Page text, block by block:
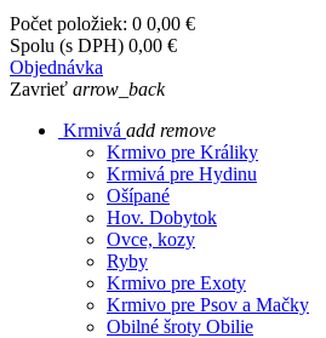
Počet položiek: 0 0,00 €
Spolu (s DPH) 0,00 €
Objednávka
Zavrieť arrow_back
Krmivá add remove
Krmivo pre Králiky
Krmivá pre Hydinu
Ošípané
Hov. Dobytok
Ovce, kozy
Ryby
Krmivo pre Exoty
Krmivo pre Psov a Mačky
Obilné šroty Obilie